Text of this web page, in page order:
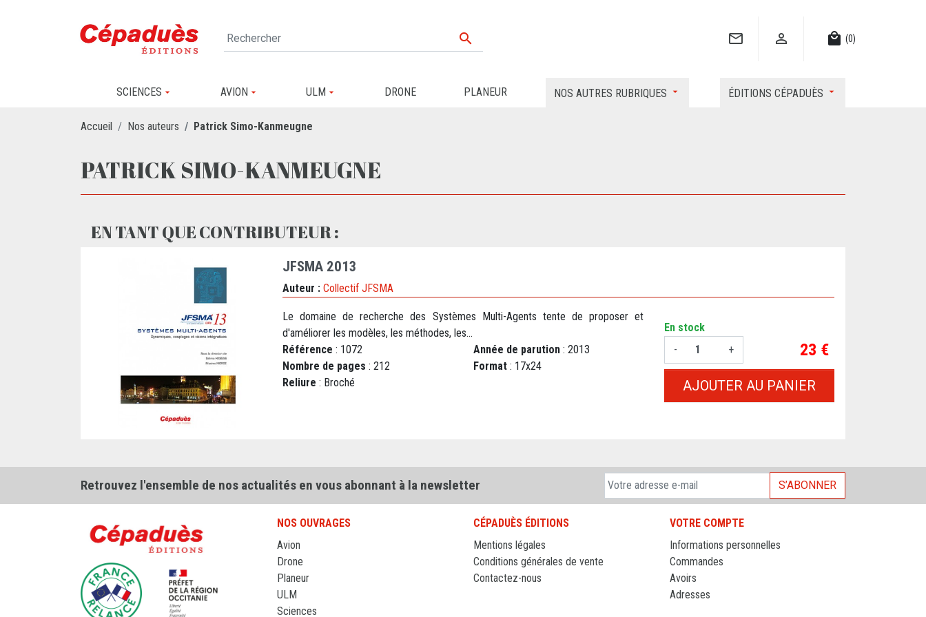
   local_mall (0)
SCIENCES AVION ULM DRONE PLANEUR NOS AUTRES RUBRIQUES ÉDITIONS CÉPADUÈS
Accueil Nos auteurs Patrick Simo-Kanmeugne
PATRICK SIMO-KANMEUGNE
EN TANT QUE CONTRIBUTEUR :
JFSMA 2013
Auteur : Collectif JFSMA
Le domaine de recherche des Systèmes Multi-Agents tente de proposer et
d'améliorer les modèles, les méthodes, les...
Référence : 1072 Année de parution : 2013
Nombre de pages : 212 Format : 17x24
Reliure : Broché
En stock
-
+ Prix
23 €
AJOUTER AU PANIER
Retrouvez l'ensemble de nos actualités en vous abonnant à la newsletter S’ABONNER
NOS OUVRAGES
Avion
Drone
Planeur
ULM
Sciences
CÉPADUÈS ÉDITIONS
Mentions légales
Conditions générales de vente
Contactez-nous
VOTRE COMPTE
Informations personnelles
Commandes
Avoirs
Adresses